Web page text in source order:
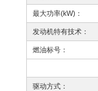
最大功率(kW)：
发动机特有技术：
燃油标号：
驱动方式：